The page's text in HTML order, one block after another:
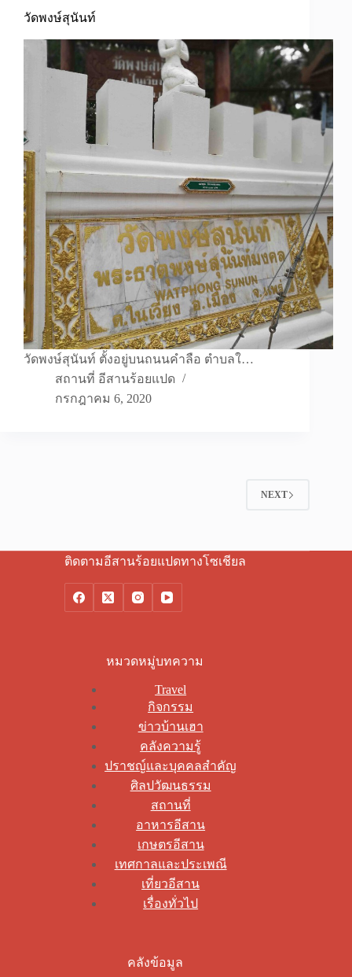
วัดพงษ์สุนันท์
วัดพงษ์สุนันท์ ตั้งอยู่บนถนนคำลือ ตำบลใ…
สถานที่ อีสานร้อยแปด
กรกฎาคม 6, 2020
NEXT
ติดตามอีสานร้อยแปดทางโซเชียล
หมวดหมู่บทความ
Travel
กิจกรรม
ข่าวบ้านเฮา
คลังความรู้
ปราชญ์และบุคคลสำคัญ
ศิลปวัฒนธรรม
สถานที่
อาหารอีสาน
เกษตรอีสาน
เทศกาลและประเพณี
เที่ยวอีสาน
เรื่องทั่วไป
คลังข้อมูล